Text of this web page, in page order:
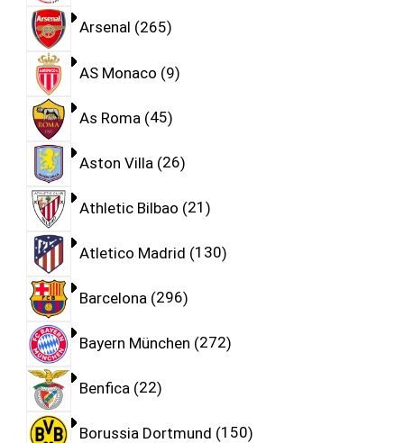
Arsenal 265
AS Monaco 9
As Roma 45
Aston Villa 26
Athletic Bilbao 21
Atletico Madrid 130
Barcelona 296
Bayern München 272
Benfica 22
Borussia Dortmund 150